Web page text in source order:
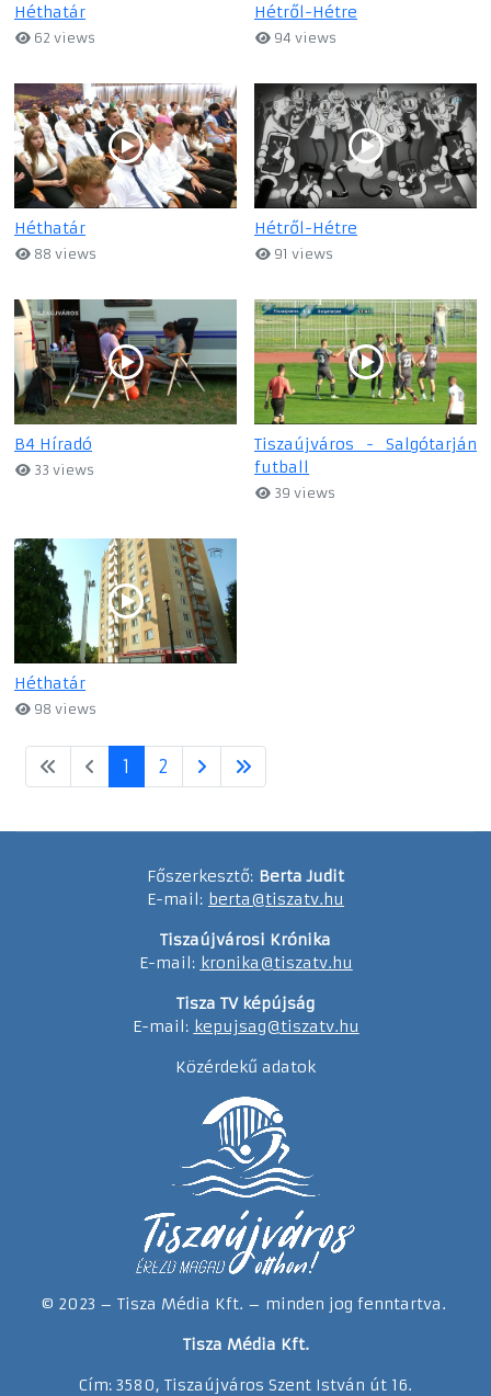
Héthatár
62 views
Hétről-Hétre
94 views
Héthatár
88 views
Hétről-Hétre
91 views
B4 Híradó
33 views
Tiszaújváros - Salgótarján
futball
39 views
Héthatár
98 views
1 2
Főszerkesztő: Berta Judit
E-mail: berta@tiszatv.hu
Tiszaújvárosi Krónika
E-mail: kronika@tiszatv.hu
Tisza TV képújság
E-mail: kepujsag@tiszatv.hu
Közérdekű adatok
© 2023 – Tisza Média Kft. – minden jog fenntartva.
Tisza Média Kft.
Cím: 3580, Tiszaújváros Szent István út 16.